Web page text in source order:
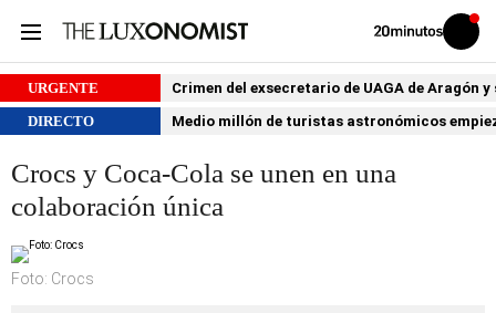
Volver
Iniciar
sesión
URGENTE
Crimen del exsecretario de UAGA de Aragón
DIRECTO
Medio millón de turistas astronómicos
Crocs y Coca-Cola se unen en una
colaboración única
Foto: Crocs